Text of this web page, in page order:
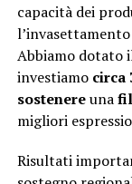
capacità dei
Abbiamo dotato
investiamo circa
sostenereuna
migliori
Risultati